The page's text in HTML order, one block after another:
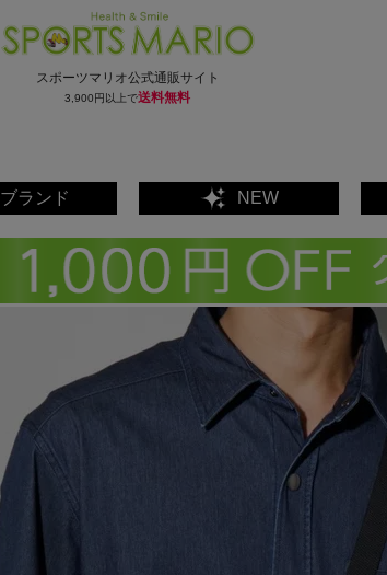
スポーツマリオ公式通販サイト
3,900円以上で送料無料
ブランド NEW